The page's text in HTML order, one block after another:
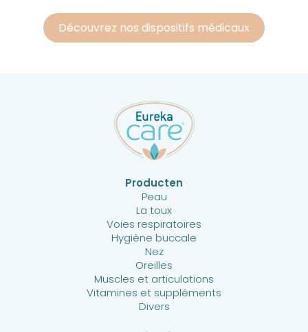
Découvrez nos dispositifs médicaux
Producten
Peau
La toux
Voies respiratoires
Hygiène buccale
Nez
Oreilles
Muscles et articulations
Vitamines et suppléments
Divers